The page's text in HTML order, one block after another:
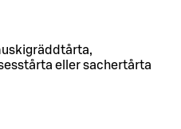
eller sachertårta